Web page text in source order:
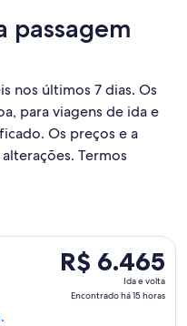
passagem
nos últimos 7 dias. Os
para viagens de ida e
Os preços e a
Termos
R$ 6.465
Ida
R$ 6.465
Ida e volta
Encontrado há 15 horas
que sai em seg., 25 de